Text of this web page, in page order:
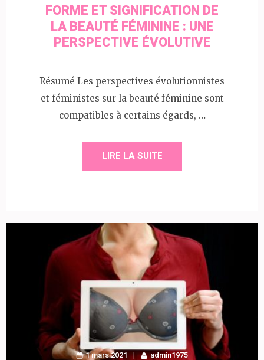
FORME ET SIGNIFICATION DE
LA BEAUTÉ FÉMININE : UNE
PERSPECTIVE ÉVOLUTIVE
Résumé Les perspectives évolutionnistes
et féministes sur la beauté féminine sont
compatibles à certains égards, …
LIRE LA SUITE
1 mars 2021 admin1975